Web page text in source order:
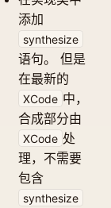
添加
synthesize
语句。 但是
在最新的
XCode 中，
合成部分由
XCode 处
理，不需要
包含
synthesize